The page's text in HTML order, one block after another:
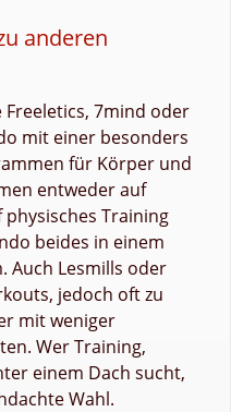
anderen
Freeletics, 7mind oder
mit einer besonders
für Körper und
entweder auf
Training
beides in einem
Auch Lesmills oder
jedoch oft zu
mit weniger
Wer Training,
einem Dach sucht,
Wahl.